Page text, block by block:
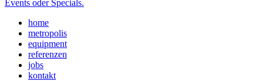
Menu
home
metropolis
equipment
referenzen
jobs
kontakt